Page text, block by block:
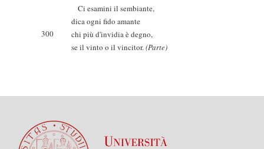
Ci esamini il sembiante,
dica ogni fido amante
300
chi più d'invidia è degno,
se il vinto o il vincitor.(Parte)